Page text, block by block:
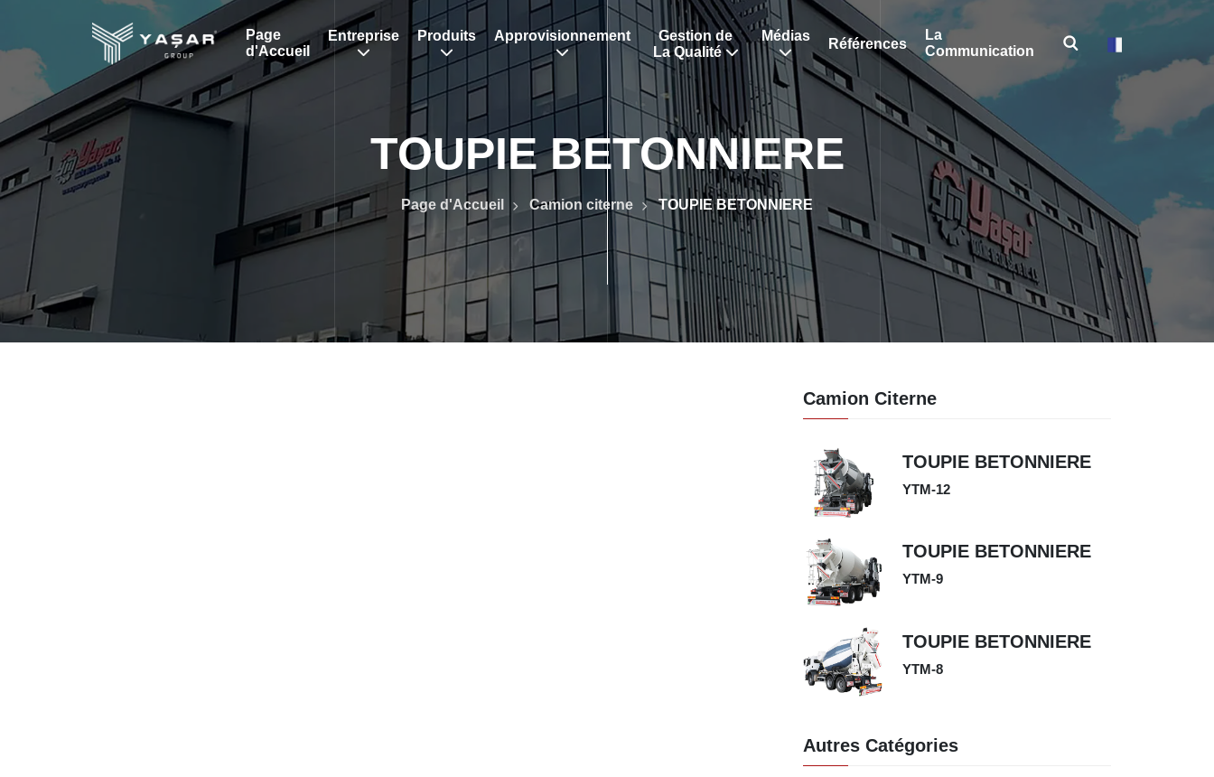
Page
d'Accueil
Entreprise Produits Approvisionnement
Gestion de
La Qualité
Médias Références
La
Communication
TOUPIE BETONNIERE
Page d'Accueil Camion citerne TOUPIE BETONNIERE
Camion Citerne
TOUPIE BETONNIERE
YTM-12
TOUPIE BETONNIERE
YTM-9
TOUPIE BETONNIERE
YTM-8
Autres Catégories